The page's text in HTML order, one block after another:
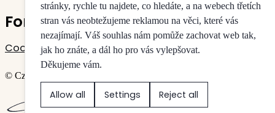
For your privacy
Cookie settings
© Czech Philharmonic & Galerie Rudolfinum
Created by
stránky, rychle tu najdete, co hledáte, a na webech třetích
stran vás neobtežujeme reklamou na věci, které vás
nezajímají. Váš souhlas nám pomůže zachovat web tak,
jak ho znáte, a dál ho pro vás vylepšovat.
Děkujeme vám.
Allow all Settings Reject all